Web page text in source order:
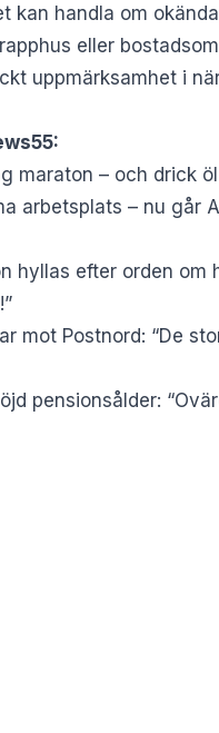
kan handla om
eller
uppmärksamhet i
maraton – och drick
arbetsplats – nu går
hyllas efter orden om
mot Postnord: “De
pensionsålder: